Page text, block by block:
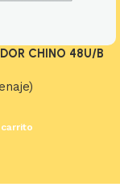
CHINO 48U/B